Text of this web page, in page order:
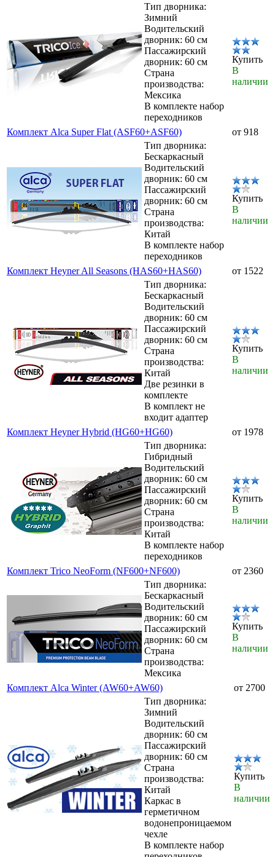
Тип дворника:
Зимний
Водительский
дворник: 60 см
Пассажирский
дворник: 60 см
Страна
производства:
Мексика
В комплекте набор
переходников
Купить
В
наличии
Комплект Alca Super Flat (ASF60+ASF60)
от 918
Тип дворника:
Бескаркасный
Водительский
дворник: 60 см
Пассажирский
дворник: 60 см
Страна
производства:
Китай
В комплекте набор
переходников
Купить
В
наличии
Комплект Heyner All Seasons (HAS60+HAS60)
от 1522
Тип дворника:
Бескаркасный
Водительский
дворник: 60 см
Пассажирский
дворник: 60 см
Страна
производства:
Китай
Две резинки в
комплекте
В комплект не
входит адаптер
Купить
В
наличии
Комплект Heyner Hybrid (HG60+HG60)
от 1978
Тип дворника:
Гибридный
Водительский
дворник: 60 см
Пассажирский
дворник: 60 см
Страна
производства:
Китай
В комплекте набор
переходников
Купить
В
наличии
Комплект Trico NeoForm (NF600+NF600)
от 2360
Тип дворника:
Бескаркасный
Водительский
дворник: 60 см
Пассажирский
дворник: 60 см
Страна
производства:
Мексика
Купить
В
наличии
Комплект Alca Winter (AW60+AW60)
от 2700
Тип дворника:
Зимний
Водительский
дворник: 60 см
Пассажирский
дворник: 60 см
Страна
производства:
Китай
Каркас в
герметичном
водонепроницаемом
чехле
В комплекте набор
Купить
В
наличии